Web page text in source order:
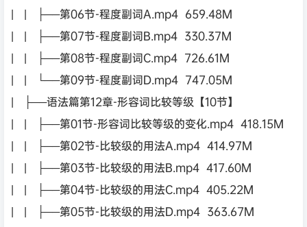
| | ├──第06节-程度副词A.mp4 659.48M
| | ├──第07节-程度副词B.mp4 330.37M
| | ├──第08节-程度副词C.mp4 726.61M
| | └──第09节-程度副词D.mp4 747.05M
| ├──语法篇第12章-形容词比较等级【10节】
| | ├──第01节-形容词比较等级的变化.mp4 418.15M
| | ├──第02节-比较级的用法A.mp4 414.97M
| | ├──第03节-比较级的用法B.mp4 417.60M
| | ├──第04节-比较级的用法C.mp4 405.22M
| | ├──第05节-比较级的用法D.mp4 363.67M